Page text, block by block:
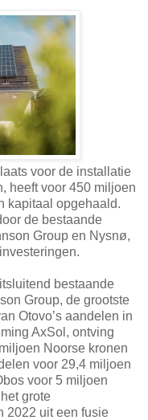
voor de installatie
heeft voor 450 miljoen
kapitaal opgehaald.
de bestaande
Group en Nysnø,
bestaande
Group, de grootste
Otovo’s aandelen in
AxSol, ontving
Noorse kronen
voor 29,4 miljoen
voor 5 miljoen
grote
2022 uit een fusie